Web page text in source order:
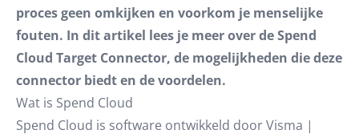
proces geen omkijken en voorkom je menselijke
fouten. In dit artikel lees je meer over de Spend
Cloud Target Connector, de mogelijkheden die deze
connector biedt en de voordelen.
Wat is Spend Cloud
Spend Cloud is software ontwikkeld door Visma |